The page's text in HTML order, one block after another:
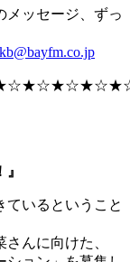
メッセージ、ずっ
ているということ
んに向けた、